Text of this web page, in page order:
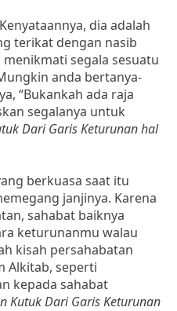
dia adalah
terikat dengan nasib
segala sesuatu
anda bertanya-
“Bukankah ada raja
segalanya untuk
Dari Garis Keturunan hal
berkuasa saat itu
janjinya. Karena
sahabat baiknya
keturunanmu walau
kisah persahabatan
Alkitab, seperti
kepada sahabat
Kutuk Dari Garis Keturunan